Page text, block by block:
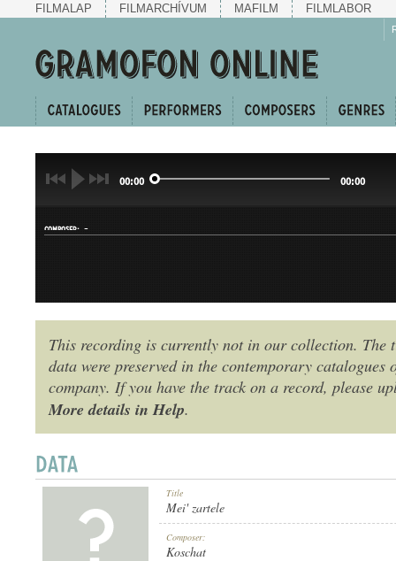
FILMALAP FILMARCHÍVUM MAFILM FILMLABOR
00:00 00:00
COMPOSER: -
GENRE:
This recording is currently not in our collection. The
data were preserved in the contemporary catalogues
company. If you have the track on a record, please
More details in Help.
Title
Mei' zartele
Composer:
Koschat